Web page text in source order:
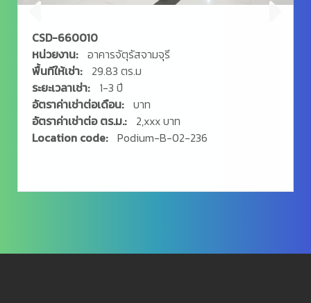
CSD-660010
หน่วยงาน: อาคารจัตุรัสจามจุรี
พื้นทีให้เช่า:
29.83 ตร.ม
ระยะเวลาเช่า:
1-3 ปี
อัตราค่าเช่าต่อเดือน: บาท
อัตราค่าเช่าต่อ ตร.ม.:
2,xxx บาท
Location code: Podium-B-02-236